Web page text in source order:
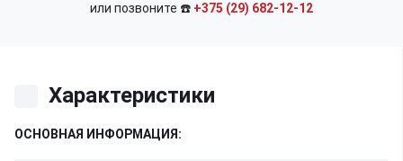
или позвоните ☎️ +375 (29) 682-12-12
Характеристики
ОСНОВНАЯ ИНФОРМАЦИЯ: